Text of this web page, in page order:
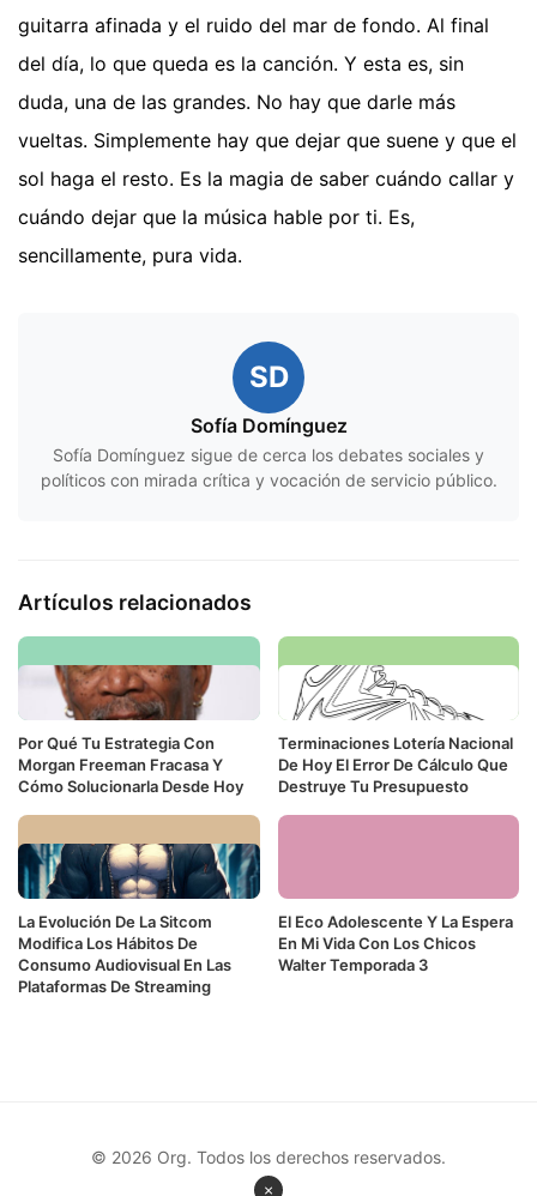
guitarra afinada y el ruido del mar de fondo. Al final
del día, lo que queda es la canción. Y esta es, sin
duda, una de las grandes. No hay que darle más
vueltas. Simplemente hay que dejar que suene y que el
sol haga el resto. Es la magia de saber cuándo callar y
cuándo dejar que la música hable por ti. Es,
sencillamente, pura vida.
SD
Sofía Domínguez
Sofía Domínguez sigue de cerca los debates sociales y
políticos con mirada crítica y vocación de servicio público.
Artículos relacionados
Por Qué Tu Estrategia Con
Morgan Freeman Fracasa Y
Cómo Solucionarla Desde Hoy
Terminaciones Lotería Nacional
De Hoy El Error De Cálculo Que
Destruye Tu Presupuesto
La Evolución De La Sitcom
Modifica Los Hábitos De
Consumo Audiovisual En Las
Plataformas De Streaming
El Eco Adolescente Y La Espera
En Mi Vida Con Los Chicos
Walter Temporada 3
×
© 2026 Org. Todos los derechos reservados.